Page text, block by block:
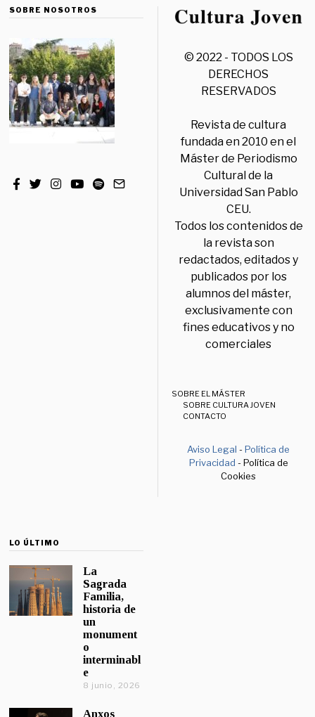
SOBRE NOSOTROS
© 2022 - TODOS LOS
DERECHOS
RESERVADOS
Revista de cultura
fundada en 2010 en el
Máster de Periodismo
Cultural de la
Universidad San Pablo
CEU.
Todos los contenidos de
la revista son
redactados, editados y
publicados por los
alumnos del máster,
exclusivamente con
fines educativos y no
comerciales
SOBRE EL MÁSTER
SOBRE CULTURA JOVEN
CONTACTO
Aviso Legal -Política de
Privacidad - Política de
Cookies
LO ÚLTIMO
La
Sagrada
Familia,
historia de
un
monument
o
interminabl
e
8 junio, 2026
Anxos